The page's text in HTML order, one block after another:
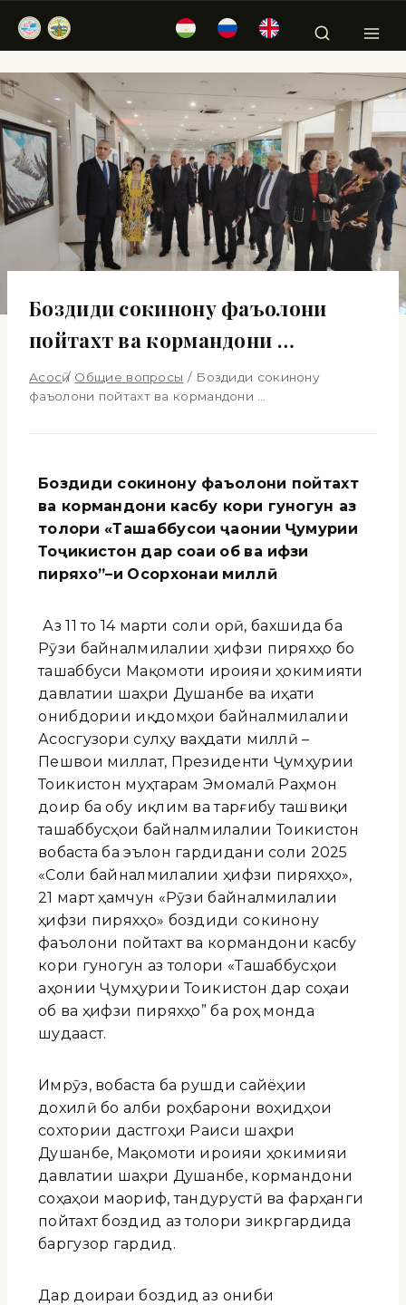
Боздиди сокинону фаъолони
пойтахт ва кормандони …
Асосӣ / Общие вопросы / Боздиди сокинону
фаъолони пойтахт ва кормандони …
Боздиди сокинону фаъолони пойтахт
ва кормандони касбу кори гуногун аз
толори «Ташаббусои ҷаонии Ҷумурии
Тоҷикистон дар соаи об ва ифзи
пиряхо”–и Осорхонаи миллӣ
Аз 11 то 14 марти соли ҷорӣ, бахшида ба
Рӯзи байналмилалии ҳифзи пиряхҳо бо
ташаббуси Мақомоти иҷроияи ҳокимияти
давлатии шаҳри Душанбе ва ҷиҳати
ҷонибдории иқдомҳои байналмилалии
Асосгузори сулҳу ваҳдати миллӣ –
Пешвои миллат, Президенти Ҷумҳурии
Тоҷикистон муҳтарам Эмомалӣ Раҳмон
доир ба обу иқлим ва тарғибу ташвиқи
ташаббусҳои байналмилалии Тоҷикистон
вобаста ба эълон гардидани соли 2025
«Соли байналмилалии ҳифзи пиряхҳо»,
21 март ҳамчун «Рӯзи байналмилалии
ҳифзи пиряхҳо» боздиди сокинону
фаъолони пойтахт ва кормандони касбу
кори гуногун аз толори «Ташаббусҳои
ҷаҳонии Ҷумҳурии Тоҷикистон дар соҳаи
об ва ҳифзи пиряхҳо” ба роҳ монда
шудааст.
Имрӯз, вобаста ба рушди сайёҳии
дохилӣ бо ҷалби роҳбарони воҳидҳои
сохтории дастгоҳи Раиси шаҳри
Душанбе, Мақомоти иҷроияи ҳокимияи
давлатии шаҳри Душанбе, кормандони
соҳаҳои маориф, тандурустӣ ва фарҳанги
пойтахт боздид аз толори зикргардида
баргузор гардид.
Дар доираи боздид аз ҷониби